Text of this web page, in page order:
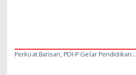
Perkuat Barisan, PDI-P Gelar Pendidikan…